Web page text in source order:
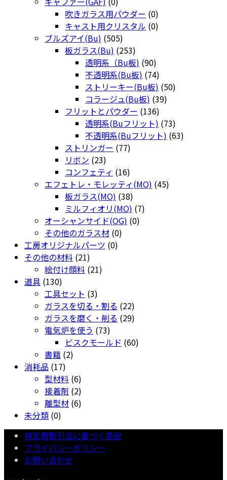
個
の
商
品
吹きガラス用パウダー 00
個
品
キャスト用クリスタル 00
商
品
ブルズアイ(Bu) 505505
個
の
商
品
板ガラス(Bu) 253253
個
の
商
品
透明系（Bu板) 9090
個
の
商
品
不透明系(Bu板) 7474
個
の
商
品
ストリーキー(Bu板) 5050
商
品
コラージュ(Bu板) 3939
の
商
フリットとパウダー 136136
個
の
透明系(Buフリット) 7373
個
不透明系(Buフリット) 6363
ストリンガー 7777
の
商
品
リボン 2323
個
の
商
品
コンフェティ 1616
個
の
商
品
エフェトレ・モレッティ(MO) 4545
板ガラス(MO) 3838
個
の
ミルフィオリ(MO) 77
オーシャンサイド(OG) 00
その他のガラス材 00
工房オリジナルパーツ 00
その他の材料 2121
個
商
品
絵付け顔料 2121
商
品
道具 130130
個
の
商
品
工具セット 33
個
の
商
品
ガラスを切る・割る 2222
個
商
ガラスを磨く・削る 2929
の
電気炉を使う 7373
個
ビスクモールド 6060
書籍 22
の
商
品
消耗品 1717
個
の
商
型材料 66
個
の
品
接着剤 22
個
商
品
離型材 66
の
商
品
未分類 00
個
の
商
品
特定商取引法に基づく表記
プライバシーポリシー
お問い合わせ